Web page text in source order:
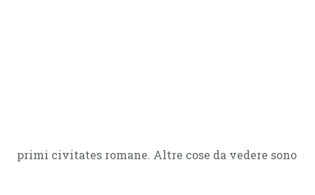
primi civitates romane. Altre cose da vedere sono